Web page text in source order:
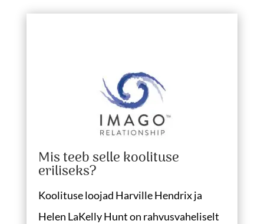
Mis teeb selle koolituse
eriliseks?
Koolituse loojad Harville Hendrix ja
Helen LaKelly Hunt on rahvusvaheliselt